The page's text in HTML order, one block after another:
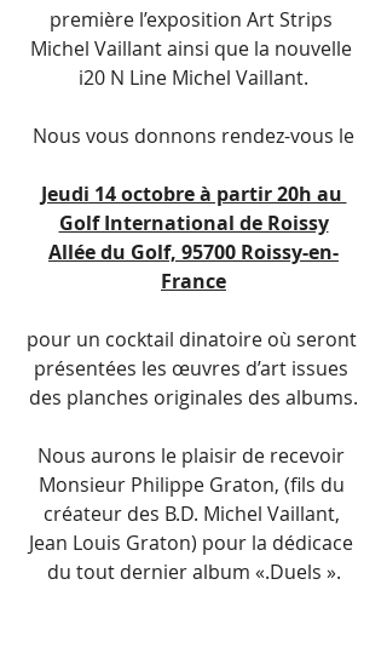
première l’exposition Art Strips
Michel Vaillant ainsi que la nouvelle
i20 N Line Michel Vaillant.
Nous vous donnons rendez-vous le
Jeudi 14 octobre à partir 20h au
Golf International de Roissy
Allée du Golf, 95700 Roissy-en-
France
pour un cocktail dinatoire où seront
présentées les œuvres d’art issues
des planches originales des albums.
Nous aurons le plaisir de recevoir
Monsieur Philippe Graton, (fils du
créateur des B.D. Michel Vaillant,
Jean Louis Graton) pour la dédicace
du tout dernier album «.Duels ».